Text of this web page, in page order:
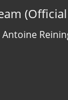
Antoine